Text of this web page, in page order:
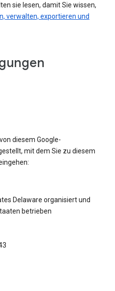
sie lesen, damit Sie wissen,
verwalten, exportieren und
diesem Google-
mit dem Sie zu diesem
Delaware organisiert und
betrieben